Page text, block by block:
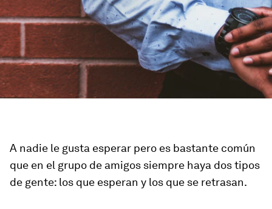
A nadie le gusta esperar pero es bastante común
que en el grupo de amigos siempre haya dos tipos
de gente: los que esperan y los que se retrasan.